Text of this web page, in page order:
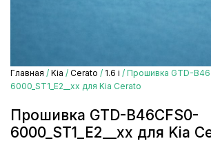
Главная / Kia / Cerato / 1.6 i / Прошивка GTD-
6000_ST1_E2__xx для Kia Cerato
Прошивка GTD-B46CFS0-
6000_ST1_E2__xx для Kia